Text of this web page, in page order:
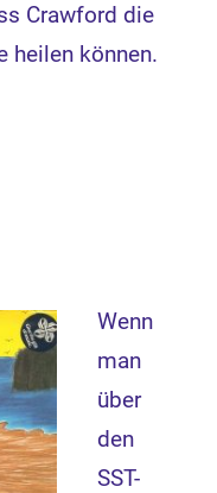
Crawford die
heilen können.
Wenn
man
über
den
SST-